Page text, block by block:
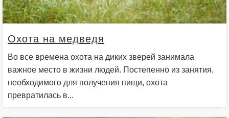
Охота на медведя
Во все времена охота на диких зверей занимала
важное место в жизни людей. Постепенно из занятия,
необходимого для получения пищи, охота
превратилась в...